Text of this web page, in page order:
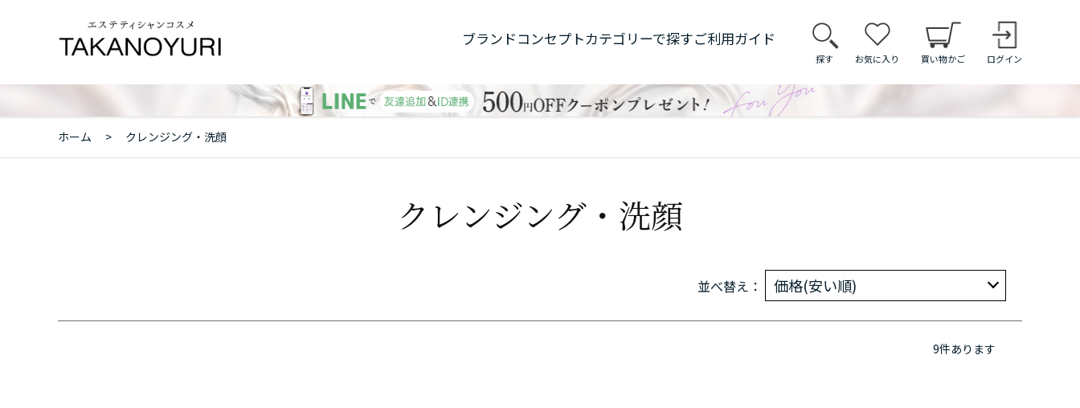
ブランドコンセプトカテゴリーで探すご利用ガイド
探す お気に入り 買い物かご ログイン
ホーム > クレンジング・洗顔
クレンジング・洗顔
並べ替え： 価格(安い順)
9件あります